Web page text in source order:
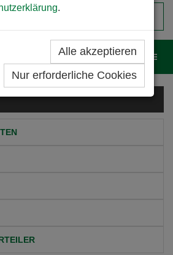
.
Alle akzeptieren
Nur erforderliche Cookies
EINKAUFSWAGEN